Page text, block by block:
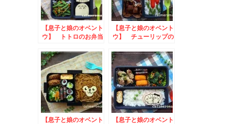
【息子と娘のオベント
ウ】 トトロのお弁当
【息子と娘のオベント
ウ】 チューリップの
【息子と娘のオベント
【息子と娘のオベント